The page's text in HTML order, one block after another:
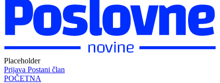
Placeholder
Prijava Postani član
POČETNA